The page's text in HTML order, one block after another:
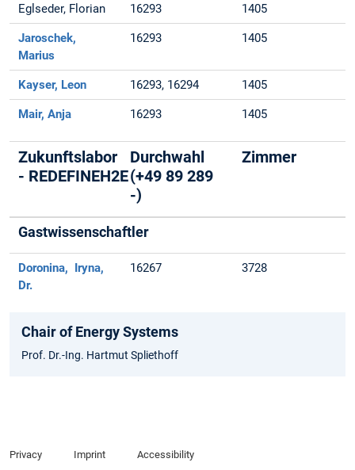
Eglseder, Florian 16293 1405
Jaroschek,
Marius
16293 1405
Kayser, Leon 16293, 16294 1405
Mair, Anja 16293 1405
Zukunftslabor
- REDEFINEH2E
Durchwahl
(+49 89 289
-)
Zimmer
Gastwissenschaftler
Doronina, Iryna,
Dr.
16267 3728
Chair of Energy Systems
Prof. Dr.-Ing. Hartmut Spliethoff
Privacy Imprint Accessibility